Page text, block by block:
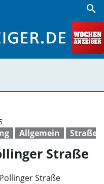
search
Allgemein
Straße
Straße